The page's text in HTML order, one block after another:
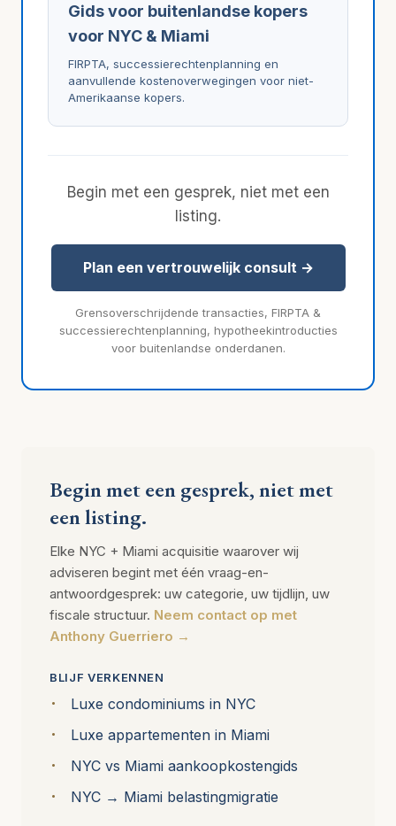
Gids voor buitenlandse kopers
voor NYC & Miami
FIRPTA, successierechtenplanning en
aanvullende kostenoverwegingen voor niet-
Amerikaanse kopers.
Begin met een gesprek, niet met een
listing.
Plan een vertrouwelijk consult →
Grensoverschrijdende transacties, FIRPTA &
successierechtenplanning, hypotheekintroducties
voor buitenlandse onderdanen.
Begin met een gesprek, niet met
een listing.
Elke NYC + Miami acquisitie waarover wij
adviseren begint met één vraag-en-
antwoordgesprek: uw categorie, uw tijdlijn, uw
fiscale structuur. Neem contact op met
Anthony Guerriero →
BLIJF VERKENNEN
Luxe condominiums in NYC
Luxe appartementen in Miami
NYC vs Miami aankoopkostengids
NYC → Miami belastingmigratie